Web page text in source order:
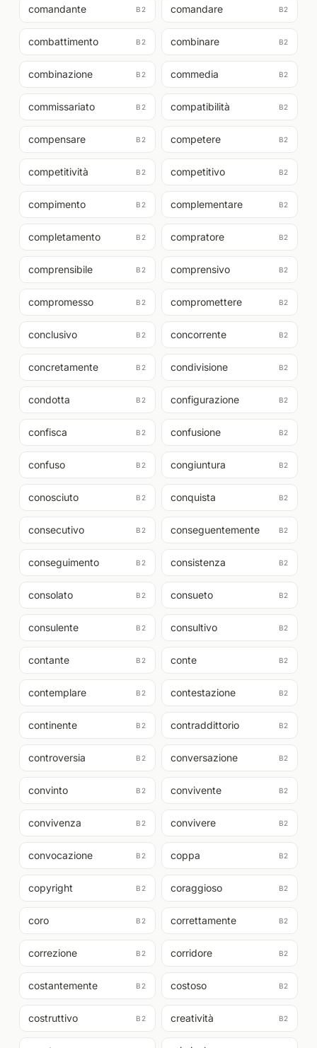
comandante B2 comandare B2
combattimento B2 combinare B2
combinazione B2 commedia B2
commissariato B2 compatibilità B2
compensare B2 competere B2
competitività B2 competitivo B2
compimento B2 complementare B2
completamento B2 compratore B2
comprensibile B2 comprensivo B2
compromesso B2 compromettere B2
conclusivo B2 concorrente B2
concretamente B2 condivisione B2
condotta B2 configurazione B2
confisca B2 confusione B2
confuso B2 congiuntura B2
conosciuto B2 conquista B2
consecutivo B2 conseguentemente B2
conseguimento B2 consistenza B2
consolato B2 consueto B2
consulente B2 consultivo B2
contante B2 conte B2
contemplare B2 contestazione B2
continente B2 contraddittorio B2
controversia B2 conversazione B2
convinto B2 convivente B2
convivenza B2 convivere B2
convocazione B2 coppa B2
copyright B2 coraggioso B2
coro B2 correttamente B2
correzione B2 corridore B2
costantemente B2 costoso B2
costruttivo B2 creatività B2